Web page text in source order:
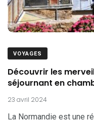
VOYAGES
Découvrir les
séjournant en
23 avril 2024
La Normandie est une